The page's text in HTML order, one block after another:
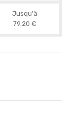
Jusqu'à
79,20 €